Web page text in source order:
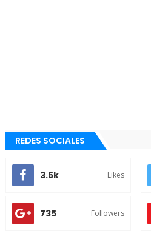
REDES SOCIALES
3.5k Likes
735 Followers